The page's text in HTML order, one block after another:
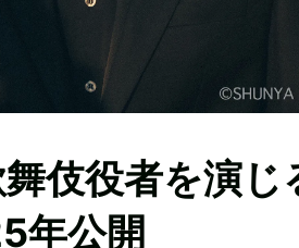
伎役者を演
年公開